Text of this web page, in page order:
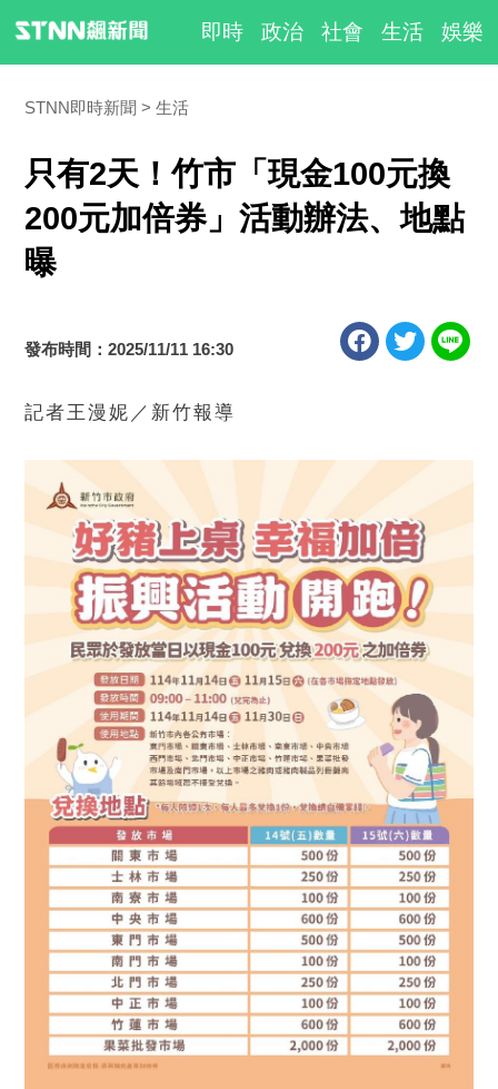
即時 政治 社會 生活 娛樂
STNN即時新聞 生活
只有2天！竹市「現金100元換
200元加倍券」活動辦法、地點
曝
發布時間：2025/11/11 16:30
記者王漫妮／新竹報導